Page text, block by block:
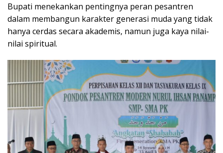
Bupati menekankan pentingnya peran pesantren
dalam membangun karakter generasi muda yang tidak
hanya cerdas secara akademis, namun juga kaya nilai-
nilai spiritual.